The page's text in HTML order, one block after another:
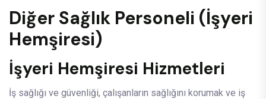
Diğer Sağlık Personeli (İşyeri
Hemşiresi)
İşyeri Hemşiresi Hizmetleri
İş sağlığı ve güvenliği, çalışanların sağlığını korumak ve iş